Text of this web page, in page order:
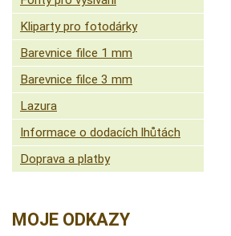
Kliparty pro fotodárky
Barevnice filce 1 mm
Barevnice filce 3 mm
Lazura
Informace o dodacích lhůtách
Doprava a platby
MOJE ODKAZY